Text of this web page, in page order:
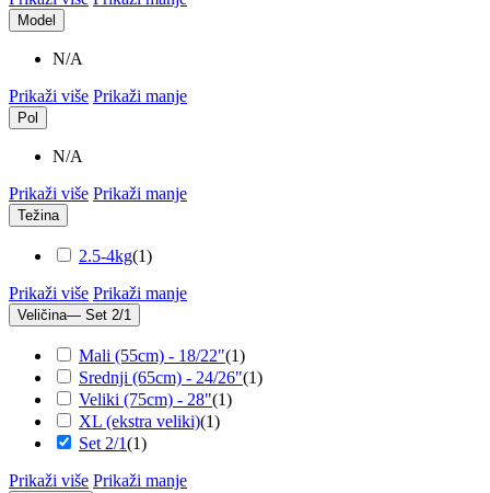
Model
N/A
Prikaži više Prikaži manje
Pol
N/A
Prikaži više Prikaži manje
Težina
2.5-4kg(1)
Prikaži više Prikaži manje
Veličina— Set 2/1
Mali (55cm) - 18/22"(1)
Srednji (65cm) - 24/26"(1)
Veliki (75cm) - 28"(1)
XL (ekstra veliki)(1)
Set 2/1(1)
Prikaži više Prikaži manje